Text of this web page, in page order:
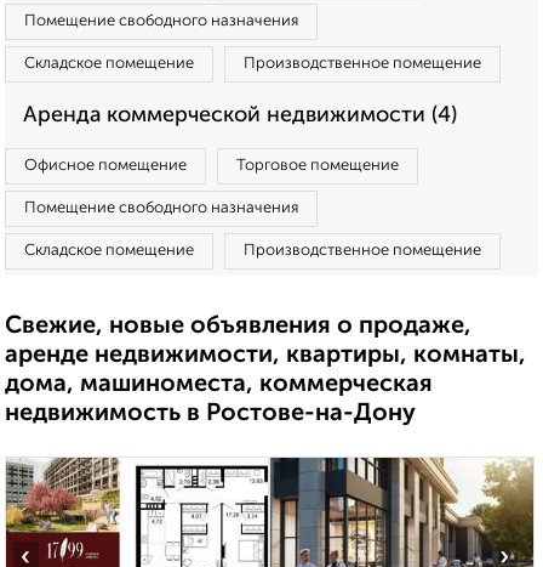
Помещение свободного назначения
Складское помещение Производственное помещение
Аренда коммерческой недвижимости (4)
Офисное помещение Торговое помещение
Помещение свободного назначения
Складское помещение Производственное помещение
Свежие, новые объявления о продаже,
аренде недвижимости, квартиры, комнаты,
дома, машиноместа, коммерческая
недвижимость в Ростове-на-Дону
‹ ›